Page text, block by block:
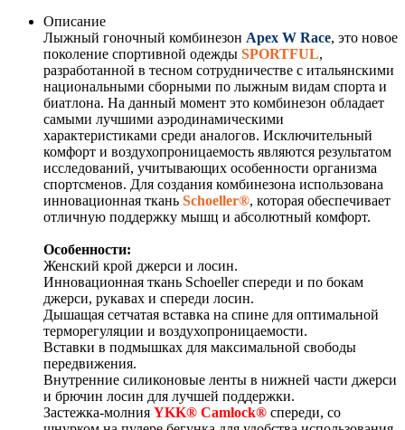
Описание
Лыжный гоночный комбинезон Apex W Race, это новое
поколение спортивной одежды SPORTFUL,
разработанной в тесном сотрудничестве с итальянскими
национальными сборными по лыжным видам спорта и
биатлона. На данный момент это комбинезон обладает
самыми лучшими аэродинамическими
характеристиками среди аналогов. Исключительный
комфорт и воздухопроницаемость являются результатом
исследований, учитывающих особенности организма
спортсменов. Для создания комбинезона использована
инновационная ткань Schoeller®, которая обеспечивает
отличную поддержку мышц и абсолютный комфорт.
Особенности:
Женский крой джерси и лосин.
Инновационная ткань Schoeller спереди и по бокам
джерси, рукавах и спереди лосин.
Дышащая сетчатая вставка на спине для оптимальной
терморегуляции и воздухопроницаемости.
Вставки в подмышках для максимальной свободы
передвижения.
Внутренние силиконовые ленты в нижней части джерси
и брючин лосин для лучшей поддержки.
Застежка-молния YKK® Camlock® спереди, со